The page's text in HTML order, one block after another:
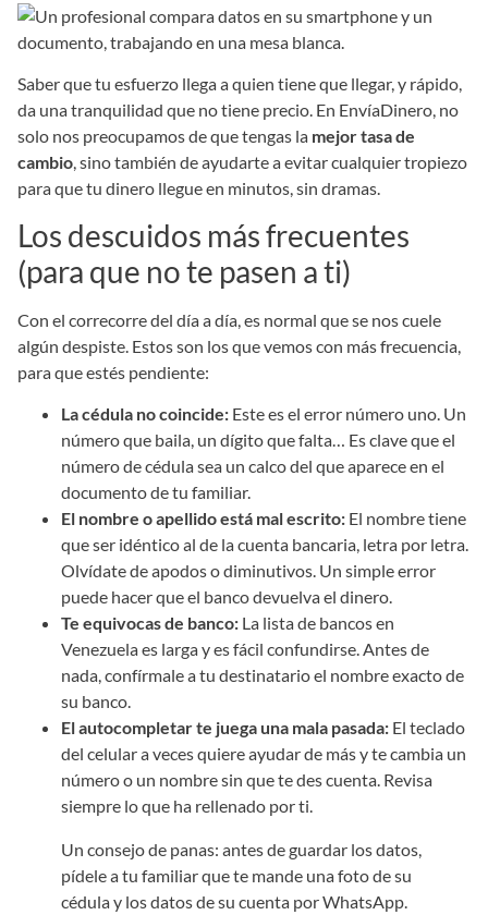
Saber que tu esfuerzo llega a quien tiene que llegar, y rápido,
da una tranquilidad que no tiene precio. En EnvíaDinero, no
solo nos preocupamos de que tengas la mejor tasa de
cambio, sino también de ayudarte a evitar cualquier tropiezo
para que tu dinero llegue en minutos, sin dramas.
Los descuidos más frecuentes
(para que no te pasen a ti)
Con el correcorre del día a día, es normal que se nos cuele
algún despiste. Estos son los que vemos con más frecuencia,
para que estés pendiente:
La cédula no coincide: Este es el error número uno. Un
número que baila, un dígito que falta… Es clave que el
número de cédula sea un calco del que aparece en el
documento de tu familiar.
El nombre o apellido está mal escrito: El nombre tiene
que ser idéntico al de la cuenta bancaria, letra por letra.
Olvídate de apodos o diminutivos. Un simple error
puede hacer que el banco devuelva el dinero.
Te equivocas de banco: La lista de bancos en
Venezuela es larga y es fácil confundirse. Antes de
nada, confírmale a tu destinatario el nombre exacto de
su banco.
El autocompletar te juega una mala pasada: El teclado
del celular a veces quiere ayudar de más y te cambia un
número o un nombre sin que te des cuenta. Revisa
siempre lo que ha rellenado por ti.
Un consejo de panas: antes de guardar los datos,
pídele a tu familiar que te mande una foto de su
cédula y los datos de su cuenta por WhatsApp.